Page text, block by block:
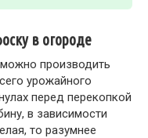
в огороде
производить
урожайного
перед перекопкой
в зависимости
то разумнее